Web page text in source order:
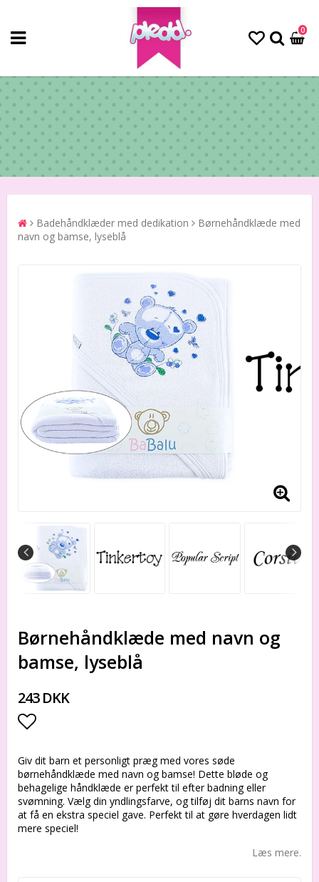
0
Badehåndklæder med dedikation
Børnehåndklæde med
navn og bamse, lyseblå
Børnehåndklæde med navn og
bamse, lyseblå
243 DKK
Add to list of favorites
Giv dit barn et personligt præg med vores søde
børnehåndklæde med navn og bamse! Dette bløde og
behagelige håndklæde er perfekt til efter badning eller
svømning. Vælg din yndlingsfarve, og tilføj dit barns navn for
at få en ekstra speciel gave. Perfekt til at gøre hverdagen lidt
mere speciel!
Læs mere.